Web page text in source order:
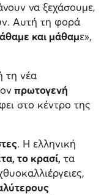
να ξεχάσουμε,
Αυτή τη φορά
και μάθαμε»,
τη νέα
πρωτογενή
στο κέντρο της
. Η ελληνική
το κρασί, τα